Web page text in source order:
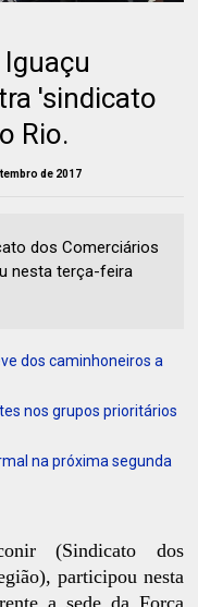
'sindicato
Rio.
de 2017
dos Comerciários
nesta terça-feira
dos caminhoneiros a
nos grupos prioritários
na próxima segunda
(Sindicato dos
participou nesta
a sede da Força